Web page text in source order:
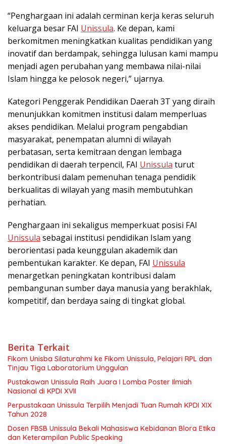
“Penghargaan ini adalah cerminan kerja keras seluruh
keluarga besar FAI Unissula. Ke depan, kami
berkomitmen meningkatkan kualitas pendidikan yang
inovatif dan berdampak, sehingga lulusan kami mampu
menjadi agen perubahan yang membawa nilai-nilai
Islam hingga ke pelosok negeri,” ujarnya.
Kategori Penggerak Pendidikan Daerah 3T yang diraih
menunjukkan komitmen institusi dalam memperluas
akses pendidikan. Melalui program pengabdian
masyarakat, penempatan alumni di wilayah
perbatasan, serta kemitraan dengan lembaga
pendidikan di daerah terpencil, FAI Unissula turut
berkontribusi dalam pemenuhan tenaga pendidik
berkualitas di wilayah yang masih membutuhkan
perhatian.
Penghargaan ini sekaligus memperkuat posisi FAI
Unissula sebagai institusi pendidikan Islam yang
berorientasi pada keunggulan akademik dan
pembentukan karakter. Ke depan, FAI Unissula
menargetkan peningkatan kontribusi dalam
pembangunan sumber daya manusia yang berakhlak,
kompetitif, dan berdaya saing di tingkat global.
Berita Terkait
Fikom Unisba Silaturahmi ke Fikom Unissula, Pelajari RPL dan
Tinjau Tiga Laboratorium Unggulan
Pustakawan Unissula Raih Juara I Lomba Poster Ilmiah
Nasional di KPDI XVII
Perpustakaan Unissula Terpilih Menjadi Tuan Rumah KPDI XIX
Tahun 2028
Dosen FBSB Unissula Bekali Mahasiswa Kebidanan Blora Etika
dan Keterampilan Public Speaking